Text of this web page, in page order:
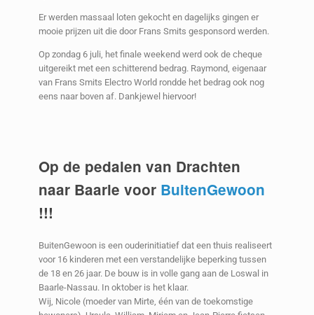
Er werden massaal loten gekocht en dagelijks gingen er
mooie prijzen uit die door Frans Smits gesponsord werden.
Op zondag 6 juli, het finale weekend werd ook de cheque
uitgereikt met een schitterend bedrag. Raymond, eigenaar
van Frans Smits Electro World rondde het bedrag ook nog
eens naar boven af. Dankjewel hiervoor!
Op de pedalen van Drachten
naar Baarle voor BuitenGewoon
!!!
BuitenGewoon is een ouderinitiatief dat een thuis realiseert
voor 16 kinderen met een verstandelijke beperking tussen
de 18 en 26 jaar. De bouw is in volle gang aan de Loswal in
Baarle-Nassau. In oktober is het klaar.
Wij, Nicole (moeder van Mirte, één van de toekomstige